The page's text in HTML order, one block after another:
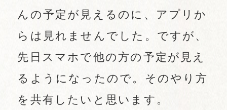
んの予定が見えるのに、アプリか
らは見れませんでした。ですが、
先日スマホで他の方の予定が見え
るようになったので。そのやり方
を共有したいと思います。